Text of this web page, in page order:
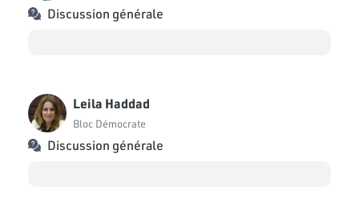
Discussion générale
Leila Haddad
Bloc Démocrate
Discussion générale